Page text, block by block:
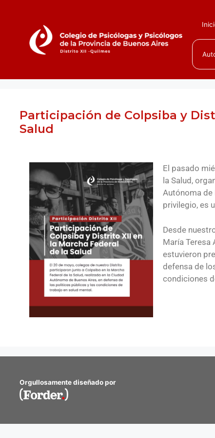
Participación de Colpsiba y
Salud
El pasado
la Salud,
Autónoma de
privilegio, es
Desde
María Teresa
estuvieron
defensa de
condiciones
Orgullosamente diseñado por